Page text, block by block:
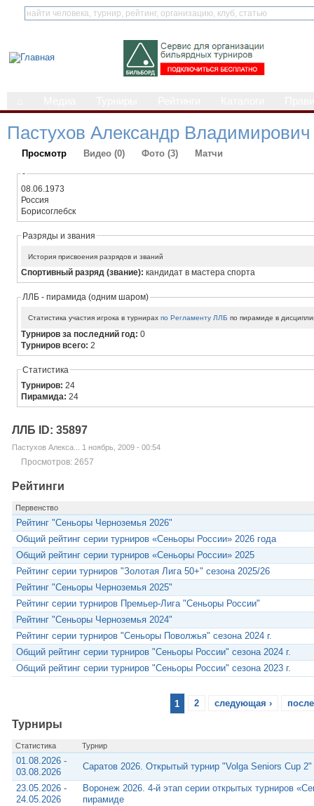
Пастухов Александр Владимирович
Просмотр Видео (0) Фото (3) Матчи
-
08.06.1973
Россия
Борисоглебск
Разряды и звания
История присвоения разрядов и званий
Спортивный разряд (звание):кандидат в мастера спорта
ЛЛБ - пирамида (одним шаром)
Статистика участия игрока в турнирахпо Регламенту ЛЛБ по пирамиде в
Турниров за последний год:0
Турниров всего:2
Статистика
Турниров:24
Пирамида:24
ЛЛБ ID: 35897
Пастухов Алекса... 1 ноябрь, 2009 - 00:54
Просмотров: 2657
Рейтинги
Первенство
Рейтинг "Сеньоры Черноземья 2026"
Общий рейтинг серии турниров «Сеньоры России» 2026 года
Общий рейтинг серии турниров «Сеньоры России» 2025
Рейтинг серии турниров "Золотая Лига 50+" сезона 2025/26
Рейтинг "Сеньоры Черноземья 2025"
Рейтинг серии турниров Премьер-Лига "Сеньоры России"
Рейтинг "Сеньоры Черноземья 2024"
Рейтинг серии турниров "Сеньоры Поволжья" сезона 2024 г.
Общий рейтинг серии турниров "Сеньоры России" сезона 2024 г.
Общий рейтинг серии турниров "Сеньоры России" сезона 2023 г.
1 2 следующая ›
Турниры
Статистика Турнир
01.08.2026 -
03.08.2026
Саратов 2026. Открытый турнир "Volga Seniors Cup
23.05.2026 -
24.05.2026
Воронеж 2026. 4-й этап серии открытых турниров
пирамиде